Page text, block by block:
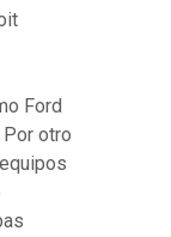
Ford
Por otro